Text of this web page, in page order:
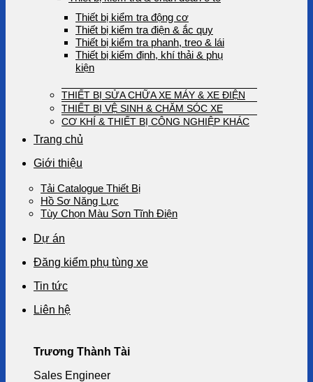
Thiết bị kiểm tra động cơ
Thiết bị kiểm tra điện & ắc quy
Thiết bị kiểm tra phanh, treo & lái
Thiết bị kiểm định, khí thải & phụ
kiện
THIẾT BỊ SỬA CHỮA XE MÁY & XE ĐIỆN
THIẾT BỊ VỆ SINH & CHĂM SÓC XE
CƠ KHÍ & THIẾT BỊ CÔNG NGHIỆP KHÁC
Trang chủ
Giới thiệu
Tải Catalogue Thiết Bị
Hồ Sơ Năng Lực
Tùy Chọn Màu Sơn Tĩnh Điện
Dự án
Đăng kiểm phụ tùng xe
Tin tức
Liên hệ
Trương Thành Tài
Sales Engineer